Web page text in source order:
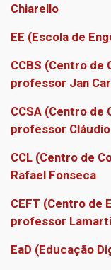
Chiarello
EE (Escola de
CCBS (Centro de
professor Jan
CCSA (Centro de
professor
CCL (Centro de
Rafael Fonseca
CEFT (Centro de
professor
EaD (Educação